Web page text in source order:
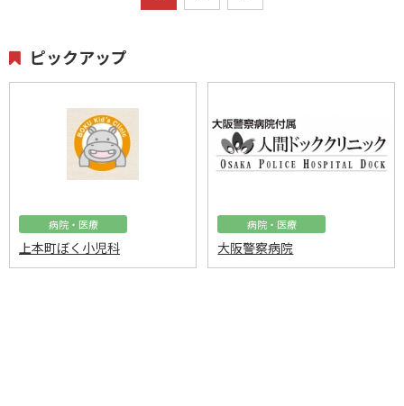
ピックアップ
病院・医療
上本町ぼく小児科
病院・医療
大阪警察病院